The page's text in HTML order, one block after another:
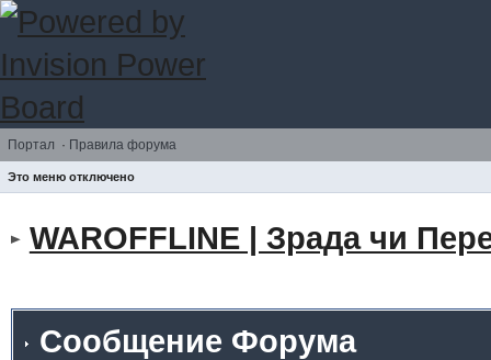
Портал · Правила форума
Это меню отключено
WAROFFLINE | Зрада чи
Сообщение Форума